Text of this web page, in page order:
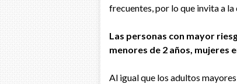
frecuentes, por lo que invita a
Las personas con mayor
menores de 2 años, mujeres
Al igual que los adultos